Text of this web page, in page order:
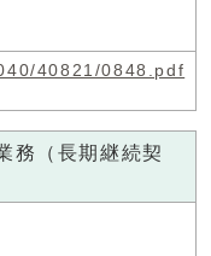
40821/0848.pdf
務（長期継続契